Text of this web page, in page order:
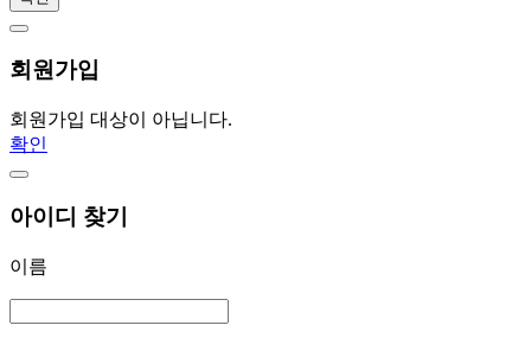
회원가입
회원가입 대상이 아닙니다.
확인
아이디 찾기
이름